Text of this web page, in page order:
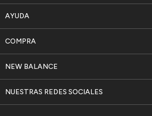
AYUDA
NEW BALANCE
COMPRA
NUESTRAS REDES SOCIALES